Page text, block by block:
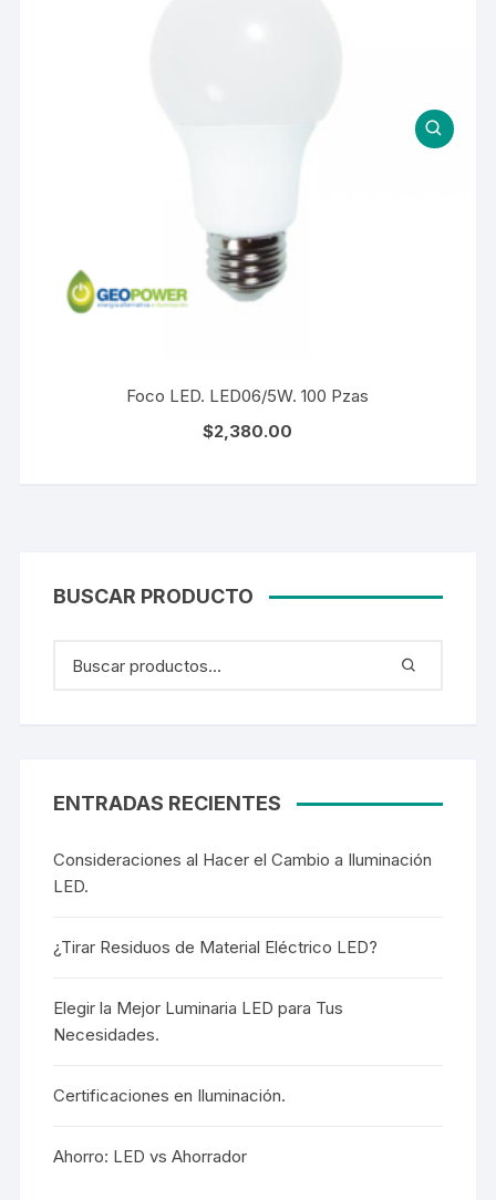
Foco LED. LED06/5W. 100 Pzas
$2,380.00
BUSCAR PRODUCTO
ENTRADAS RECIENTES
Consideraciones al Hacer el Cambio a Iluminación
LED.
¿Tirar Residuos de Material Eléctrico LED?
Elegir la Mejor Luminaria LED para Tus
Necesidades.
Certificaciones en Iluminación.
Ahorro: LED vs Ahorrador